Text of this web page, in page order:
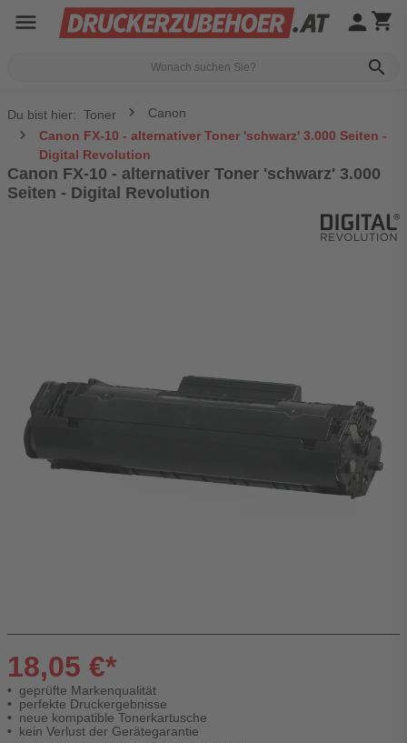
menu
search
person shopping_cart
Du bist hier: Toner
Canon
Canon FX-10 - alternativer Toner 'schwarz' 3.000 Seiten -
Digital Revolution
Canon FX-10 - alternativer Toner 'schwarz' 3.000
Seiten - Digital Revolution
18,05 €*
geprüfte Markenqualität
perfekte Druckergebnisse
neue kompatible Tonerkartusche
kein Verlust der Gerätegarantie